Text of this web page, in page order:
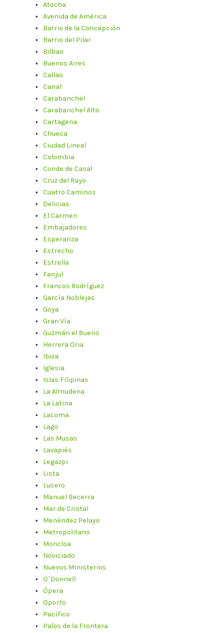
Atocha
Avenida de América
Barrio de la Concepción
Barrio del Pilar
Bilbao
Buenos Aires
Callao
Canal
Carabanchel
Carabanchel Alto
Cartagena
Chueca
Ciudad Lineal
Colombia
Conde de Casal
Cruz del Rayo
Cuatro Caminos
Delicias
El Carmen
Embajadores
Esperanza
Estrecho
Estrella
Fanjul
Francos Rodríguez
García Noblejas
Goya
Gran Vía
Guzmán el Bueno
Herrera Oria
Ibiza
Iglesia
Islas Filipinas
La Almudena
La Latina
Lacoma
Lago
Las Musas
Lavapiés
Legazpi
Lista
Lucero
Manuel Becerra
Mar de Cristal
Menéndez Pelayo
Metropolitano
Moncloa
Noviciado
Nuevos Ministerios
O´Donnell
Ópera
Oporto
Pacífico
Palos de la Frontera